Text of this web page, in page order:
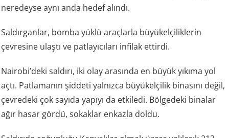
neredeyse aynı anda hedef alındı.
Saldırganlar, bomba yüklü araçlarla büyükelçiliklerin
çevresine ulaştı ve patlayıcıları infilak ettirdi.
Nairobi’deki saldırı, iki olay arasında en büyük yıkıma yol
açtı. Patlamanın şiddeti yalnızca büyükelçilik binasını değil,
çevredeki çok sayıda yapıyı da etkiledi. Bölgedeki binalar
ağır hasar gördü, sokaklar enkazla doldu.